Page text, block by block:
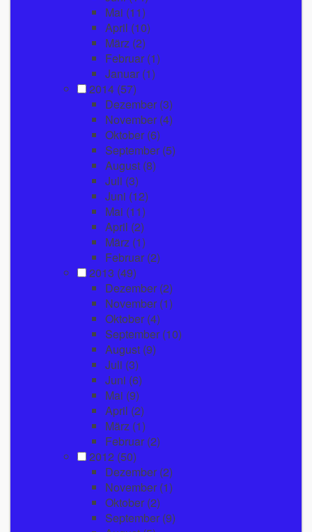
Mai (11)
April (10)
März (2)
Februar (1)
Januar (1)
2014 (57)
Dezember (3)
November (4)
Oktober (6)
September (5)
August (8)
Juli (3)
Juni (12)
Mai (11)
April (2)
März (1)
Februar (2)
2013 (49)
Dezember (2)
November (1)
Oktober (4)
September (10)
August (9)
Juli (3)
Juni (6)
Mai (9)
April (2)
März (1)
Februar (2)
2012 (50)
Dezember (2)
November (1)
Oktober (2)
September (9)